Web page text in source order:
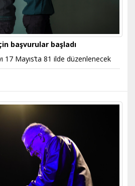
başvurular başladı
17 Mayıs’ta 81 ilde düzenlenecek